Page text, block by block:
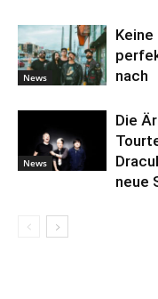
News
nach
News
Die
neue